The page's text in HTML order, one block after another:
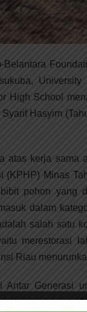
Belantara
High School
Hasyim
atas kerja sama
(KPHP) Minas
pohon yang
dalam
salah satu
merestorasi
Riau
Antar Generasi
jatuh pada